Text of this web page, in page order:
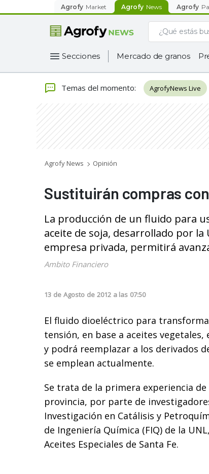
Agrofy Market Agrofy News Agrofy
Secciones Mercado de granos
Temas del momento: AgrofyNews Live
Agrofy News Opinión
Sustituirán compras
La producción de un fluido para
aceite de soja, desarrollado por
empresa privada, permitirá
Ambito Financiero
13 de Agosto de 2012 a las 07:50
El fluido dioeléctrico para
tensión, en base a aceites
y podrá reemplazar a los derivados
se emplean actualmente.
Se trata de la primera experiencia
provincia, por parte de
Investigación en Catálisis y
de Ingeniería Química (FIQ) de la
Aceites Especiales de Santa Fe.